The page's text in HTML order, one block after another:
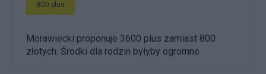
800 plus
Morawiecki proponuje 3600 plus zamiast 800
złotych. Środki dla rodzin byłyby ogromne